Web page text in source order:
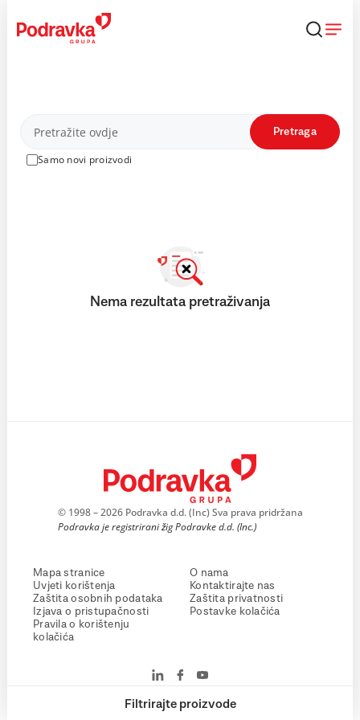
content
Proizvodi
Samo novi proizvodi
Pretraga
Filtrirajte proizvode
Nema rezultata pretraživanja
© 1998 – 2026 Podravka d.d. (Inc) Sva prava pridržana
Podravka je registrirani žig Podravke d.d. (Inc.)
Mapa stranice
Uvjeti korištenja
Zaštita osobnih podataka
Izjava o pristupačnosti
Pravila o korištenju
kolačića
O nama
Kontaktirajte nas
Zaštita privatnosti
Postavke kolačića